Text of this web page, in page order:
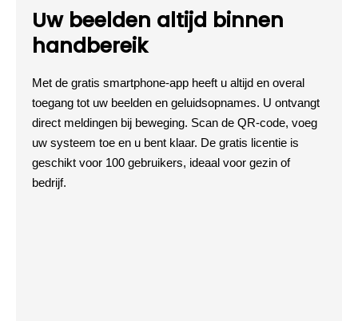
Uw beelden altijd binnen
handbereik
Met de gratis smartphone-app heeft u altijd en overal
toegang tot uw beelden en geluidsopnames. U ontvangt
direct meldingen bij beweging. Scan de QR-code, voeg
uw systeem toe en u bent klaar. De gratis licentie is
geschikt voor 100 gebruikers, ideaal voor gezin of
bedrijf.